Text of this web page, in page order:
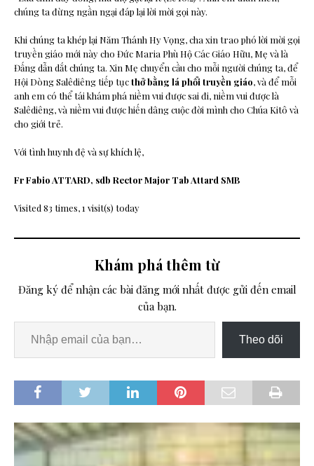
chúng ta đừng ngần ngại đáp lại lời mời gọi này.
Khi chúng ta khép lại Năm Thánh Hy Vọng, cha xin trao phó lời mời gọi
truyền giáo mới này cho Đức Maria Phù Hộ Các Giáo Hữu, Mẹ và là
Đấng dẫn dắt chúng ta. Xin Mẹ chuyển cầu cho mỗi người chúng ta, để
Hội Dòng Salêdiêng tiếp tụcthở bằng lá phổi truyền giáo, và để mỗi
anh em có thể tái khám phá niềm vui được sai đi, niềm vui được là
Salêdiêng, và niềm vui được hiến dâng cuộc đời mình cho Chúa Kitô và
cho giới trẻ.
Với tình huynh đệ và sự khích lệ,
Fr Fabio ATTARD, sdb Rector Major Tab Attard SMB
Visited 83 times, 1 visit(s) today
Khám phá thêm từ
Đăng ký để nhận các bài đăng mới nhất được gửi đến email
của bạn.
Theo dõi